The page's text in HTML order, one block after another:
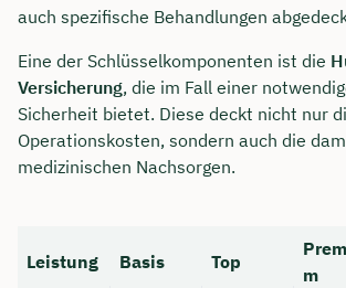
auch spezifische Behandlungen
Eine der Schlüsselkomponenten ist die
Versicherung, die im Fall einer
Sicherheit bietet. Diese deckt nicht nur
Operationskosten, sondern auch die
medizinischen Nachsorgen.
Leistung Basis Top
m
Kostenfrei & unverbindlich
🗓️ Wählen Sie jetzt Ihren